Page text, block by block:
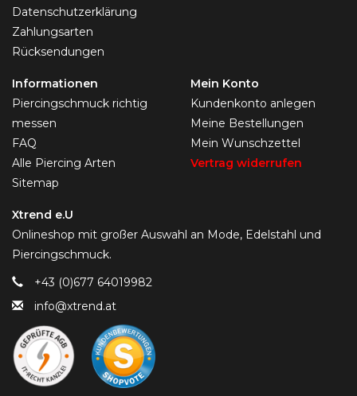
Datenschutzerklärung
Zahlungsarten
Rücksendungen
Informationen
Piercingschmuck richtig
messen
FAQ
Alle Piercing Arten
Sitemap
Mein Konto
Kundenkonto anlegen
Meine Bestellungen
Mein Wunschzettel
Vertrag widerrufen
Xtrend e.U
Onlineshop mit großer Auswahl an Mode, Edelstahl und
Piercingschmuck.
+43 (0)677 64019982
info@xtrend.at